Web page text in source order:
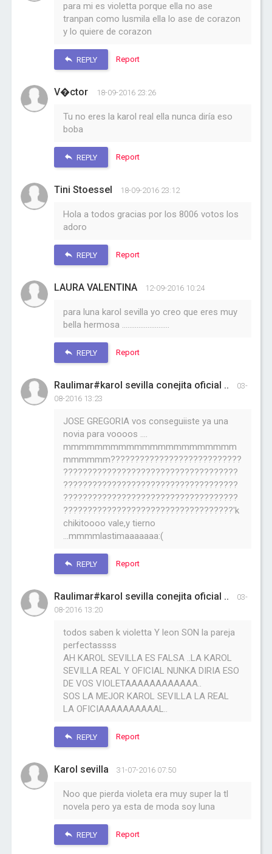
para mi es violetta porque ella no ase
tranpan como lusmila ella lo ase de corazon
y lo quiere de corazon
REPLY Report
V�ctor 18-09-2016 23:26
Tu no eres la karol real ella nunca diría eso
boba
REPLY Report
Tini Stoessel 18-09-2016 23:12
Hola a todos gracias por los 8006 votos los
adoro
REPLY Report
LAURA VALENTINA 12-09-2016 10:24
para luna karol sevilla yo creo que eres muy
bella hermosa ..........................
REPLY Report
Raulimar#karol sevilla conejita oficial ..
03-
08-2016 13:23
JOSE GREGORIA vos conseguiiste ya una
novia para voooos ....
mmmmmmmmmmmmmmmmmmmmmm
mmmmmm???????????????????????????
????????????????????????????????????
????????????????????????????????????
????????????????????????????????????
???????????????????????????????????'k
chikitoooo vale,y tierno
...mmmmlastimaaaaaaa:(
REPLY Report
Raulimar#karol sevilla conejita oficial ..
03-
08-2016 13:20
todos saben k violetta Y leon SON la pareja
perfectassss
AH KAROL SEVILLA ES FALSA ..LA KAROL
SEVILLA REAL Y OFICIAL NUNKA DIRIA ESO
DE VOS VIOLETAAAAAAAAAAAA..
SOS LA MEJOR KAROL SEVILLA LA REAL
LA OFICIAAAAAAAAAAL..
REPLY Report
Karol sevilla 31-07-2016 07:50
Noo que pierda violeta era muy super la tl
novela pero ya esta de moda soy luna
REPLY Report